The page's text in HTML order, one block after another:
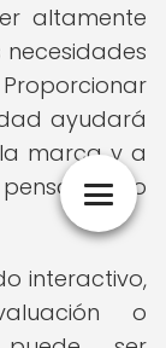
altamente
ayudará
marca y a
interactivo,
o